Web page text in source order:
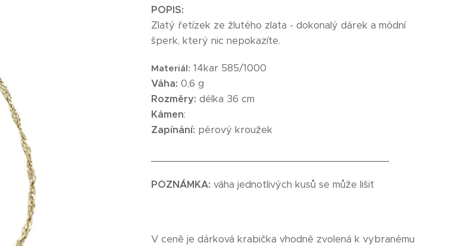
POPIS:
Zlatý řetízek ze žlutého zlata - dokonalý dárek a módní
šperk, který nic nepokazíte.
Materiál: 14kar 585/1000
Váha: 0,6 g
Rozměry:délka 36 cm
Kámen:
Zapínání: pérový kroužek
POZNÁMKA:váha jednotlivých kusů se může lišit
V ceně je dárková krabička vhodně zvolená k vybranému